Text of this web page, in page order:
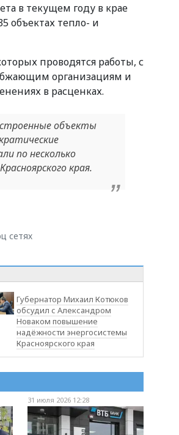
в текущем году в крае
объектах тепло- и
проводятся работы, с
организациям и
в расценках.
объекты
по несколько
края.
сетях
Губернатор Михаил Котюков
обсудил с Александром
Новаком повышение
надёжности энергосистемы
Красноярского края
31 июля 2026 12:28